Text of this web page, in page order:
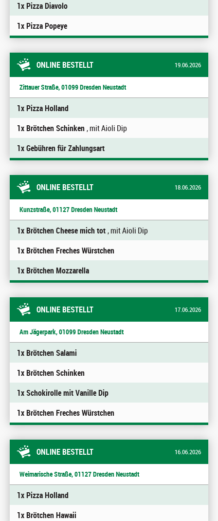
1x Pizza Diavolo
1x Pizza Popeye
ONLINE BESTELLT 19.06.2026
Zittauer Straße, 01099 Dresden Neustadt
1x Pizza Holland
1x Brötchen Schinken, mit Aioli Dip
1x Gebühren für Zahlungsart
ONLINE BESTELLT 18.06.2026
Kunzstraße, 01127 Dresden Neustadt
1x Brötchen Cheese mich tot, mit Aioli Dip
1x Brötchen Freches Würstchen
1x Brötchen Mozzarella
ONLINE BESTELLT 17.06.2026
Am Jägerpark, 01099 Dresden Neustadt
1x Brötchen Salami
1x Brötchen Schinken
1x Schokirolle mit Vanille Dip
1x Brötchen Freches Würstchen
ONLINE BESTELLT 16.06.2026
Weimarische Straße, 01127 Dresden Neustadt
1x Pizza Holland
1x Brötchen Hawaii